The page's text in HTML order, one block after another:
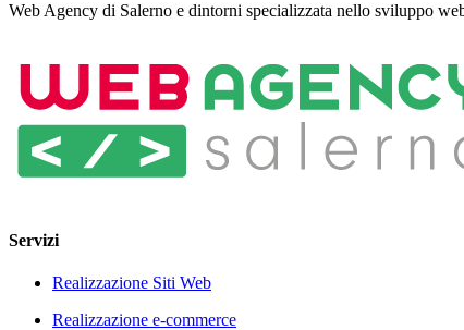
Web Agency di Salerno e dintorni specializzata nello sviluppo
Servizi
Realizzazione Siti Web
Realizzazione e-commerce